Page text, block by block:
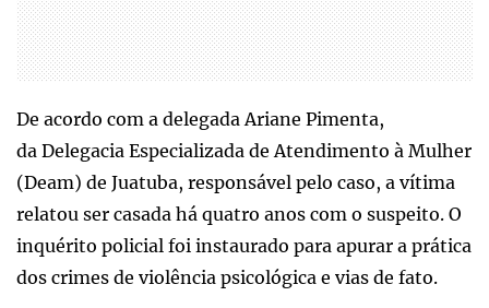
De acordo com a delegada Ariane Pimenta,
da Delegacia Especializada de Atendimento à Mulher
(Deam) de Juatuba, responsável pelo caso, a vítima
relatou ser casada há quatro anos com o suspeito. O
inquérito policial foi instaurado para apurar a prática
dos crimes de violência psicológica e vias de fato.